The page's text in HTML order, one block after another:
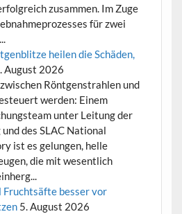
zusammen. Im Zuge
für zwei
heilen die Schäden,
August 2026
Röntgenstrahlen und
werden: Einem
unter Leitung der
des SLAC National
ist es gelungen, helle
die mit wesentlich
besser vor
5. August 2026